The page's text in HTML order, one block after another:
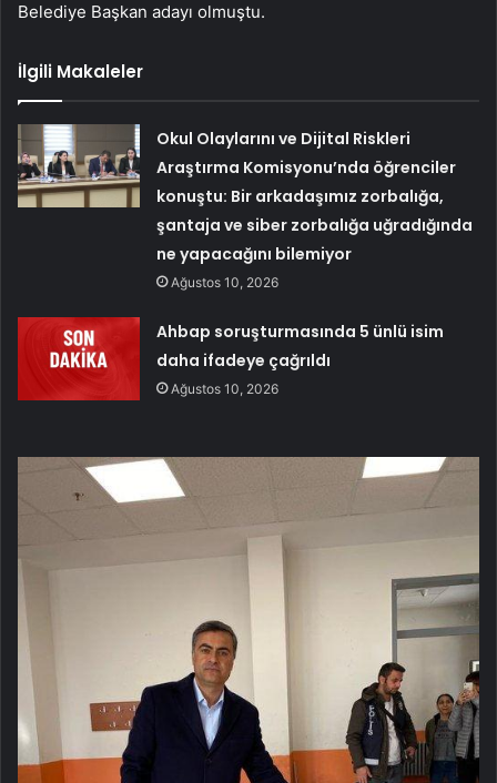
Belediye Başkan adayı olmuştu.
İlgili Makaleler
Okul Olaylarını ve Dijital Riskleri
Araştırma Komisyonu’nda öğrenciler
konuştu: Bir arkadaşımız zorbalığa,
şantaja ve siber zorbalığa uğradığında
ne yapacağını bilemiyor
Ağustos 10, 2026
Ahbap soruşturmasında 5 ünlü isim
daha ifadeye çağrıldı
Ağustos 10, 2026